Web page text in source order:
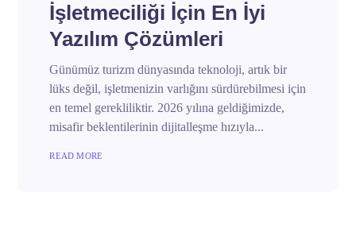
İşletmeciliği İçin En İyi
Yazılım Çözümleri
Günümüz turizm dünyasında teknoloji, artık bir
lüks değil, işletmenizin varlığını sürdürebilmesi için
en temel gerekliliktir. 2026 yılına geldiğimizde,
misafir beklentilerinin dijitalleşme hızıyla...
READ MORE